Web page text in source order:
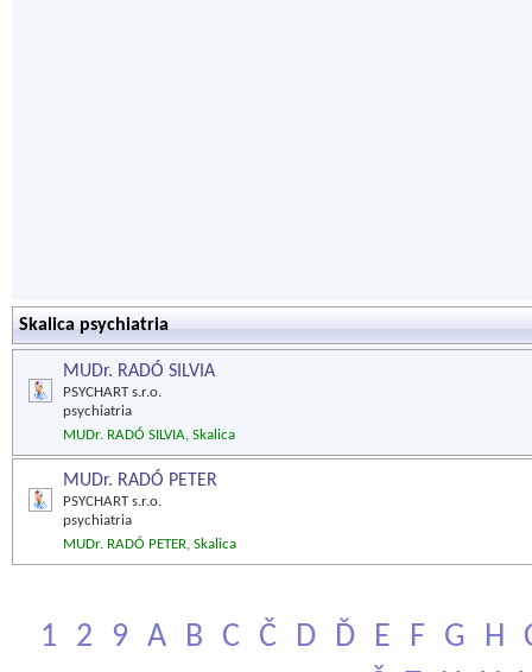
Skalica psychiatria
MUDr. RADÓ SILVIA
PSYCHART s.r.o.
psychiatria
MUDr. RADÓ SILVIA, Skalica
MUDr. RADÓ PETER
PSYCHART s.r.o.
psychiatria
MUDr. RADÓ PETER, Skalica
1 2 9 A B C Č D Ď E F G H